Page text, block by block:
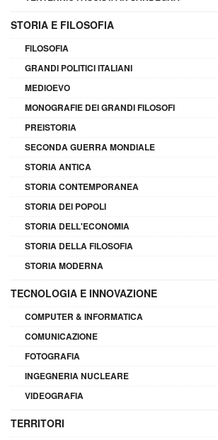
STORIA E FILOSOFIA
FILOSOFIA
GRANDI POLITICI ITALIANI
MEDIOEVO
MONOGRAFIE DEI GRANDI FILOSOFI
PREISTORIA
SECONDA GUERRA MONDIALE
STORIA ANTICA
STORIA CONTEMPORANEA
STORIA DEI POPOLI
STORIA DELL'ECONOMIA
STORIA DELLA FILOSOFIA
STORIA MODERNA
TECNOLOGIA E INNOVAZIONE
COMPUTER & INFORMATICA
COMUNICAZIONE
FOTOGRAFIA
INGEGNERIA NUCLEARE
VIDEOGRAFIA
TERRITORI